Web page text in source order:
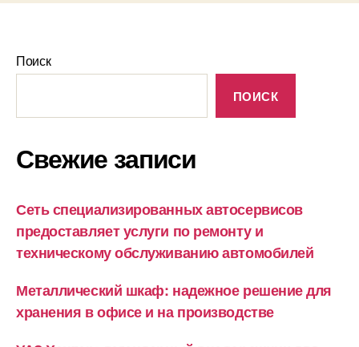
Поиск
ПОИСК
Свежие записи
Сеть специализированных автосервисов
предоставляет услуги по ремонту и
техническому обслуживанию автомобилей
Металлический шкаф: надежное решение для
хранения в офисе и на производстве